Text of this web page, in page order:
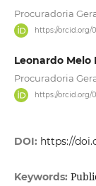
Procuradoria
https://orcid.org/
Leonardo Melo
Procuradoria
https://orcid.org/
DOI: https://
Keywords: